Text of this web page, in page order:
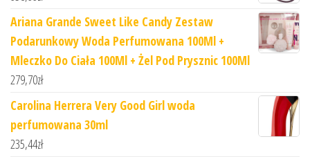
Ariana Grande Sweet Like Candy Zestaw
Podarunkowy Woda Perfumowana 100Ml +
Mleczko Do Ciała 100Ml + Żel Pod Prysznic 100Ml
279,70zł
Carolina Herrera Very Good Girl woda
perfumowana 30ml
235,44zł